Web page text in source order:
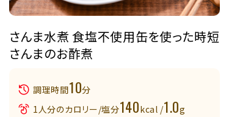
さんま水煮 食塩不使用缶を使った時短
さんまのお酢煮
調理時間10分
1人分のカロリー/塩分140kcal /1.0g